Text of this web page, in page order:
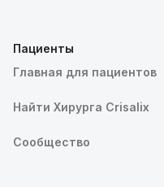
Пациенты
Главная для пациентов
Найти Хирурга Crisalix
Сообщество